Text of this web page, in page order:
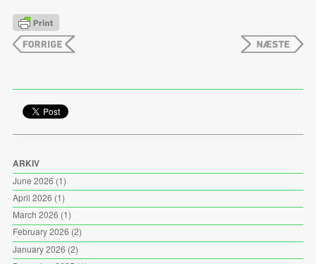
ARKIV
June 2026 (1)
April 2026 (1)
March 2026 (1)
February 2026 (2)
January 2026 (2)